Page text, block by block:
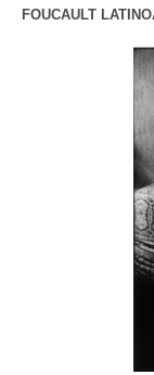
FOUCAULT